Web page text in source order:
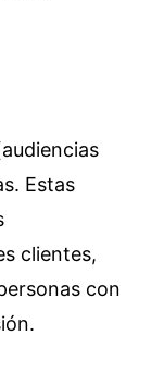
Estas
clientes,
con